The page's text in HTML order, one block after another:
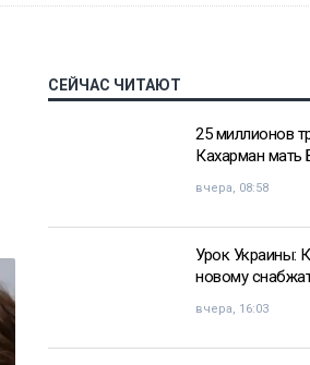
СЕЙЧАС ЧИТАЮТ
25 миллионов
Кахарман
вчера, 08:58
Урок Украины:
новому
вчера, 16:03